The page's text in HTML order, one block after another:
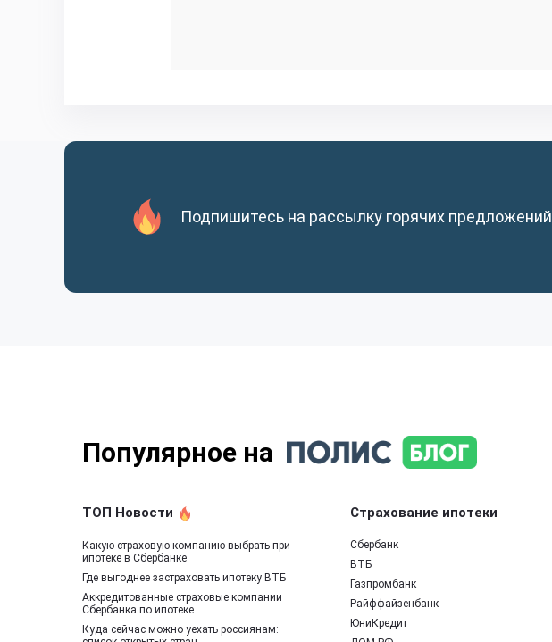
Подпишитесь на рассылку горячих предложений
Популярное на
ТОП Новости
Какую страховую компанию выбрать при
ипотеке в Сбербанке
Где выгоднее застраховать ипотеку ВТБ
Аккредитованные страховые компании
Сбербанка по ипотеке
Куда сейчас можно уехать россиянам:
Страхование ипотеки
Сбербанк
ВТБ
Газпромбанк
Райффайзенбанк
ЮниКредит